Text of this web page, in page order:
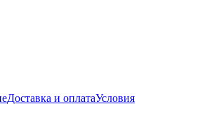
Доставка и оплатаУсловия